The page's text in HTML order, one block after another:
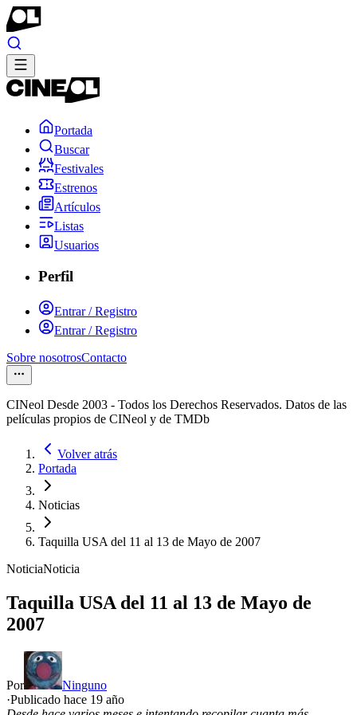
Portada
Buscar
Festivales
Estrenos
Artículos
Listas
Usuarios
Perfil
Entrar / Registro
Entrar / Registro
Sobre nosotrosContacto
CINeol Desde 2003 - Todos los Derechos Reservados. Datos de las
películas propios de CINeol y de TMDb
Volver atrás
Portada
Noticias
Taquilla USA del 11 al 13 de Mayo de 2007
NoticiaNoticia
Taquilla USA del 11 al 13 de Mayo de
2007
Por
Ninguno
·Publicado hace 19 año